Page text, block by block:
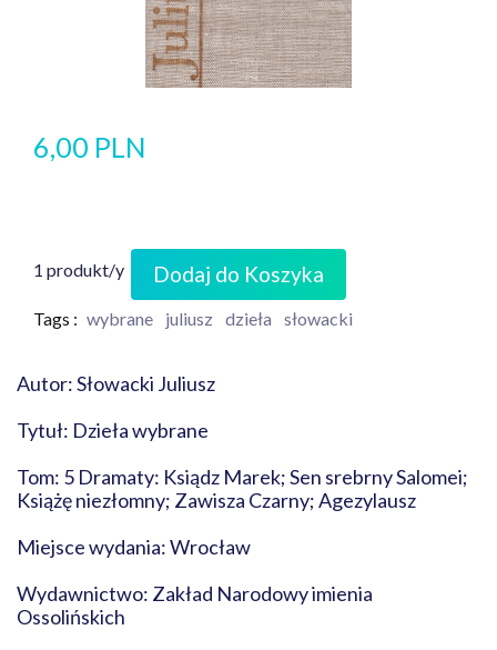
6,00 PLN
1 produkt/y Dodaj do Koszyka
Tags : wybrane juliusz dzieła słowacki
Autor: Słowacki Juliusz
Tytuł: Dzieła wybrane
Tom: 5 Dramaty: Ksiądz Marek; Sen srebrny Salomei;
Książę niezłomny; Zawisza Czarny; Agezylausz
Miejsce wydania: Wrocław
Wydawnictwo: Zakład Narodowy imienia
Ossolińskich